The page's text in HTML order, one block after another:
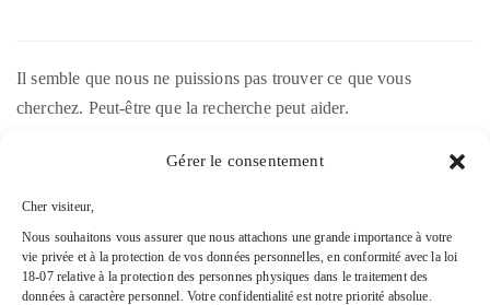
Gérer le consentement
Cher visiteur,
Nous souhaitons vous assurer que nous attachons une grande importance à votre
vie privée et à la protection de vos données personnelles, en conformité avec la loi
18-07 relative à la protection des personnes physiques dans le traitement des
données à caractère personnel. Votre confidentialité est notre priorité absolue.
Il semble que nous ne puissions pas trouver ce que vous
cherchez. Peut-être que la recherche peut aider.
Copyright © 2026 ENGI METAL. All Rights Reserved.
Proudly powered by
Visual ComposerandWordPress